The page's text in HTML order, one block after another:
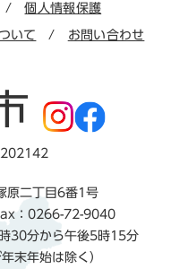
個人情報保護
いて お問い合わせ
原二丁目6番1号
：0266-72-9040
30分から午後5時15分
末年始は除く）